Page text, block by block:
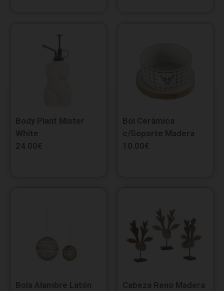
Body Plant Mister
White
24.00€
Bol Cerámica
c/Soporte Madera
10.00€
Bola Alambre Latón
Cabeza Reno Madera